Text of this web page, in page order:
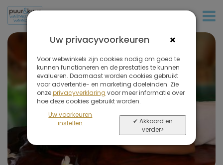
×
Uw privacyvoorkeuren
Voor webwinkels zijn cookies nodig om goed te
kunnen functioneren en de prestaties te kunnen
evalueren. Daarnaast worden cookies gebruikt
voor advertentie- en marketing doeleinden. Zie
onzeprivacyverklaring voor meer informatie over
hoe deze cookies gebruikt worden.
Uw voorkeuren
instellen
✔ Akkoord en
verder>